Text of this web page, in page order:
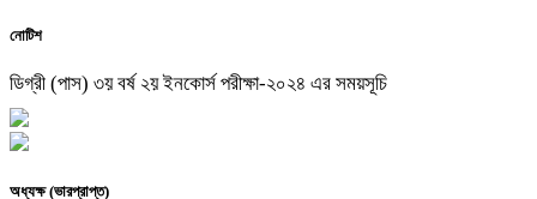
নোটিশ
ডিগ্রী (পাস) ৩য় বর্ষ ২য় ইনকোর্স পরীক্ষা-২০২৪ এর সময়সূচি
অধ্যক্ষ (ভারপ্রাপ্ত)